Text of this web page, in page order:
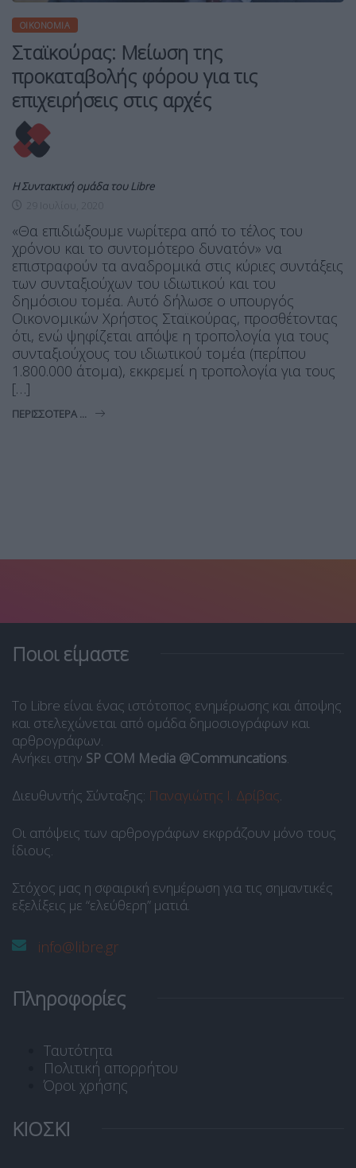
ΟΙΚΟΝΟΜΊΑ
Σταϊκούρας: Μείωση της
προκαταβολής φόρου για τις
επιχειρήσεις στις αρχές
Η Συντακτική ομάδα του Libre
«Θα επιδιώξουμε νωρίτερα από το τέλος του
χρόνου και το συντομότερο δυνατόν» να
επιστραφούν τα αναδρομικά στις κύριες συντάξεις
των συνταξιούχων του ιδιωτικού και του
δημόσιου τομέα. Αυτό δήλωσε ο υπουργός
Οικονομικών Χρήστος Σταϊκούρας, προσθέτοντας
ότι, ενώ ψηφίζεται απόψε η τροπολογία για τους
συνταξιούχους του ιδιωτικού τομέα (περίπου
1.800.000 άτομα), εκκρεμεί η τροπολογία για τους
[…]
ΠΕΡΙΣΣΌΤΕΡΑ ...
Ποιοι είμαστε
Το Libre είναι ένας ιστότοπος ενημέρωσης και άποψης
και στελεχώνεται από ομάδα δημοσιογράφων και
αρθρογράφων.
Ανήκει στην SP COM Media @Communcations
Διευθυντής Σύνταξης: Παναγιώτης Ι. Δρίβας
Οι απόψεις των αρθρογράφων εκφράζουν μόνο τους
ίδιους.
Στόχος μας η σφαιρική ενημέρωση για τις σημαντικές
εξελίξεις με “ελεύθερη” ματιά.
info@libre.gr
Πληροφορίες
Ταυτότητα
Πολιτική απορρήτου
Όροι χρήσης
ΚΙΟΣΚΙ